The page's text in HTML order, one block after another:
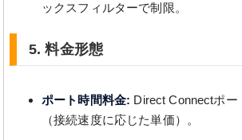
ックスフィルターで制限。
5. 料金形態
ポート時間料金: Direct Connectポー
（接続速度に応じた単価）。